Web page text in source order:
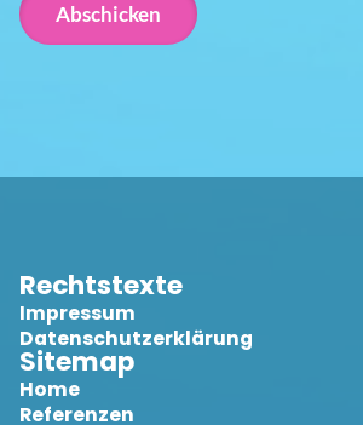
Sitemap
Home
Referenzen
Rechtstexte
Impressum
Datenschutzerklärung